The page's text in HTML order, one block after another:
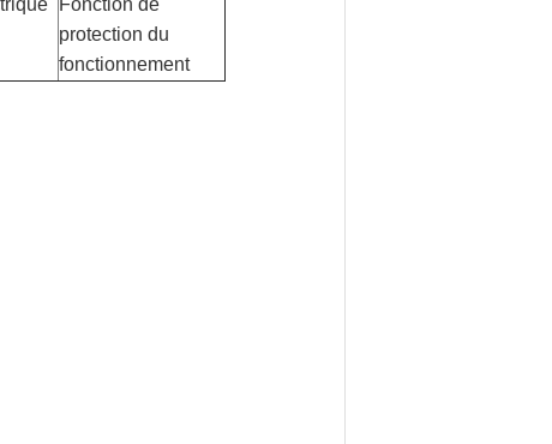
Fonction de
protection du
fonctionnement